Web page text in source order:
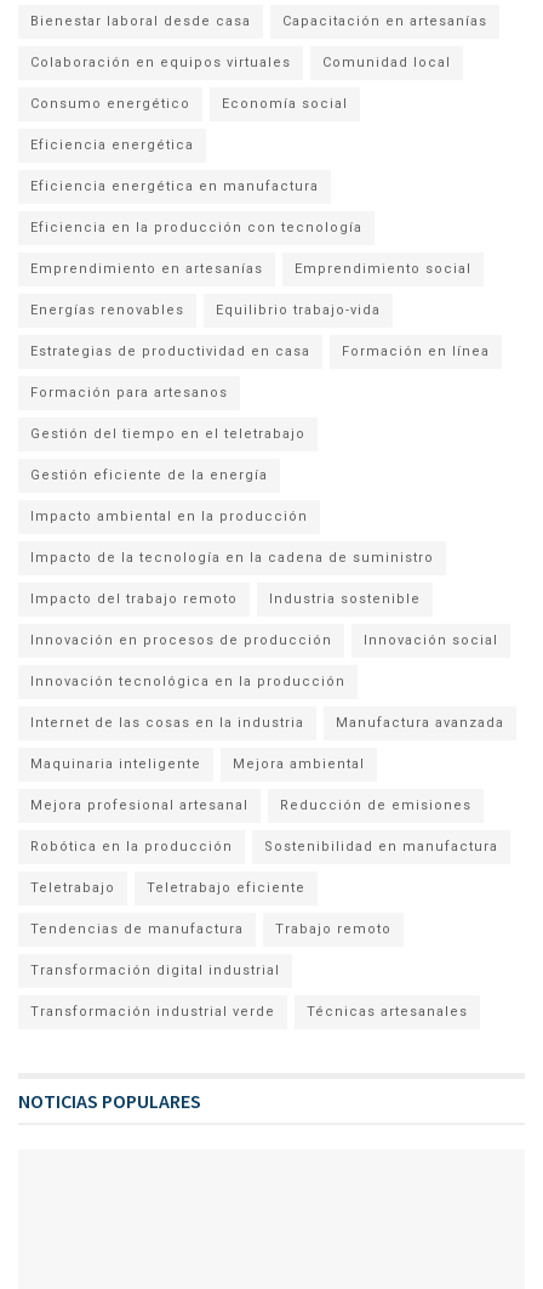
Bienestar laboral desde casa Capacitación en artesanías
Colaboración en equipos virtuales Comunidad local
Consumo energético Economía social
Eficiencia energética
Eficiencia energética en manufactura
Eficiencia en la producción con tecnología
Emprendimiento en artesanías Emprendimiento social
Energías renovables Equilibrio trabajo-vida
Estrategias de productividad en casa Formación en línea
Formación para artesanos
Gestión del tiempo en el teletrabajo
Gestión eficiente de la energía
Impacto ambiental en la producción
Impacto de la tecnología en la cadena de suministro
Impacto del trabajo remoto Industria sostenible
Innovación en procesos de producción Innovación social
Innovación tecnológica en la producción
Internet de las cosas en la industria Manufactura avanzada
Maquinaria inteligente Mejora ambiental
Mejora profesional artesanal Reducción de emisiones
Robótica en la producción Sostenibilidad en manufactura
Teletrabajo Teletrabajo eficiente
Tendencias de manufactura Trabajo remoto
Transformación digital industrial
Transformación industrial verde Técnicas artesanales
NOTICIAS POPULARES